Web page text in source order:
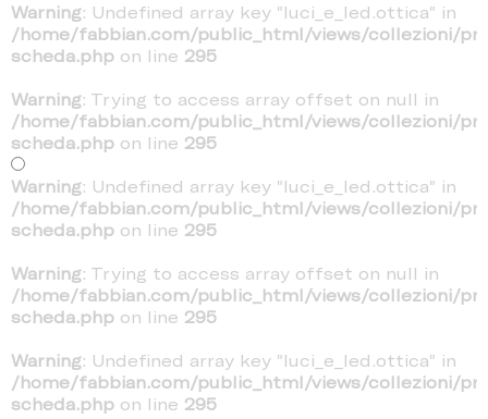
Warning: Undefined array key "luci_e_led.ottica" in
/home/fabbian.com/public_html/views/collezioni/
scheda.php on line 295
Warning: Trying to access array offset on null in
/home/fabbian.com/public_html/views/collezioni/
scheda.php on line 295
Warning: Undefined array key "luci_e_led.ottica" in
/home/fabbian.com/public_html/views/collezioni/
scheda.php on line 295
Warning: Trying to access array offset on null in
/home/fabbian.com/public_html/views/collezioni/
scheda.php on line 295
Warning: Undefined array key "luci_e_led.ottica" in
/home/fabbian.com/public_html/views/collezioni/
scheda.php on line 295